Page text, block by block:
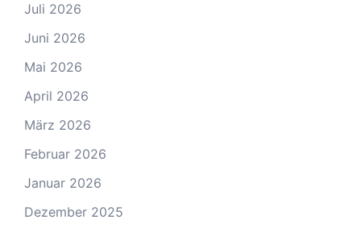
Juli 2026
Juni 2026
Mai 2026
April 2026
März 2026
Februar 2026
Januar 2026
Dezember 2025